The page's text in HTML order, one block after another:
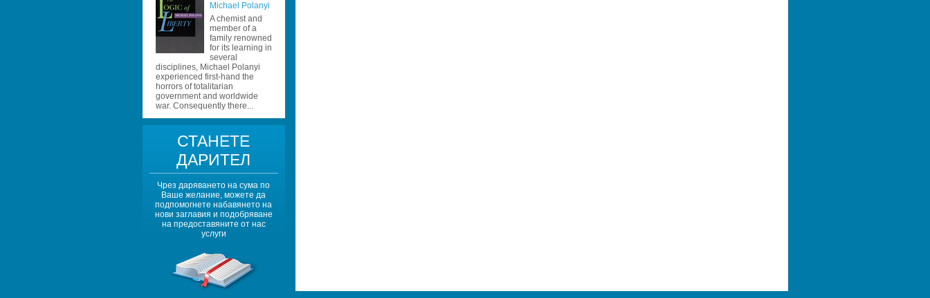
Michael Polanyi
A chemist and
member of a
family renowned
for its learning in
several
disciplines, Michael Polanyi
experienced first-hand the
horrors of totalitarian
government and worldwide
war. Consequently there...
СТАНЕТЕ
ДАРИТЕЛ
Чрез даряването на сума по
Ваше желание, можете да
подпомогнете набавянето на
нови заглавия и подобряване
на предоставяните от нас
услуги